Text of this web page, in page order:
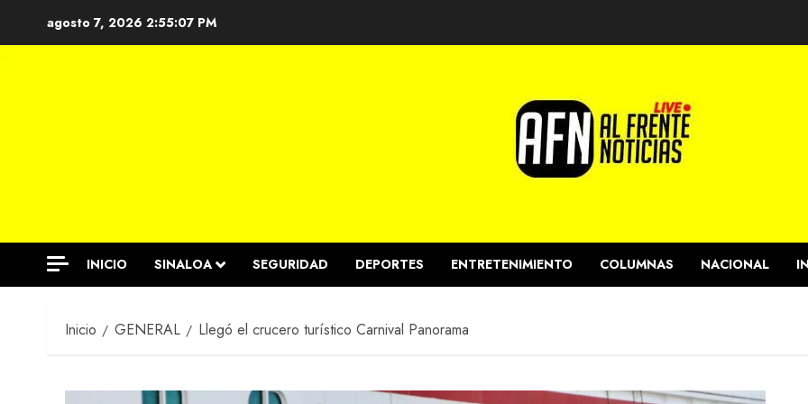
agosto 7, 2026 2:55:08 PM
INICIO SINALOA SEGURIDAD DEPORTES ENTRETENIMIENTO COLUMNAS NACIONAL
Inicio GENERAL Llegó el crucero turístico Carnival Panorama